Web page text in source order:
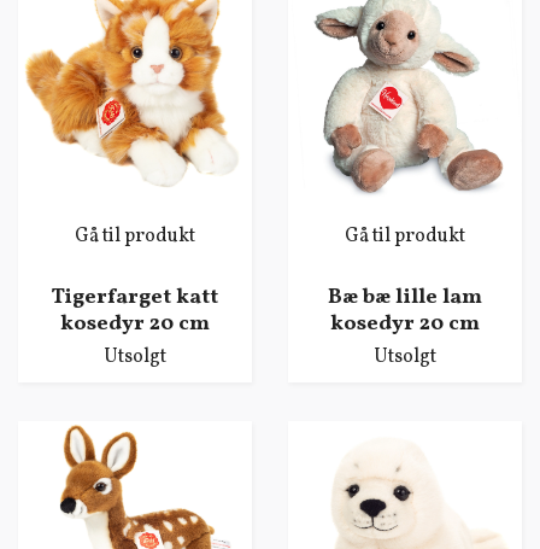
Gå til produkt
Tigerfarget katt
kosedyr 20 cm
Utsolgt
Gå til produkt
Bæ bæ lille lam
kosedyr 20 cm
Utsolgt